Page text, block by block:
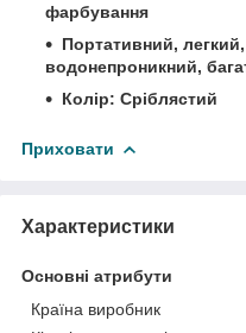
фарбування
Портативний,
водонепроникний,
Колір: Сріблястий
Приховати
Характеристики
Основні атрибути
Країна виробник